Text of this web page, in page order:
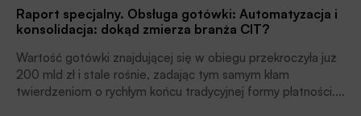
Raport specjalny. Obsługa gotówki: Automatyzacja i
konsolidacja: dokąd zmierza branża CIT?
Wartość gotówki znajdującej się w obiegu przekroczyła już
200 mld zł i stale rośnie, zadając tym samym kłam
twierdzeniom o rychłym końcu tradycyjnej formy płatności.